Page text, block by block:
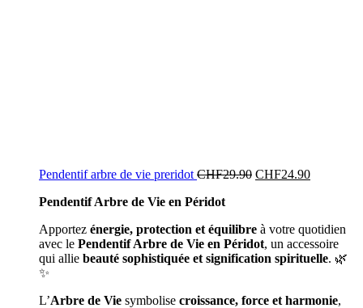
Pendentif arbre de vie preridot CHF29.90 CHF24.90
Pendentif Arbre de Vie en Péridot
Apportez énergie, protection et équilibre à votre quotidien
avec le Pendentif Arbre de Vie en Péridot, un accessoire
qui allie beauté sophistiquée et signification spirituelle. 🌿
✨
L’Arbre de Vie symbolise croissance, force et harmonie,